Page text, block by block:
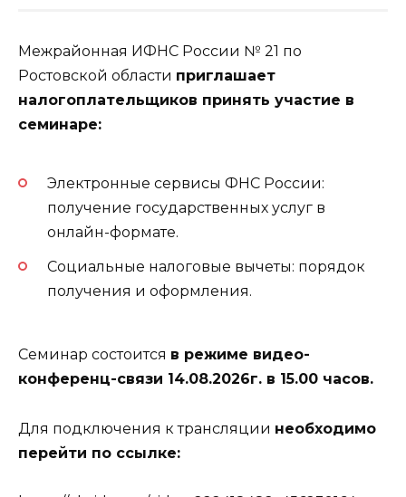
Межрайонная ИФНС России № 21 по
Ростовской области приглашает
налогоплательщиков принять участие в
семинаре:
Электронные сервисы ФНС России:
получение государственных услуг в
онлайн-формате.
Социальные налоговые вычеты: порядок
получения и оформления.
Семинар состоится в режиме видео-
конференц-связи 14.08.2026г. в 15.00 часов.
Для подключения к трансляции необходимо
перейти по ссылке: